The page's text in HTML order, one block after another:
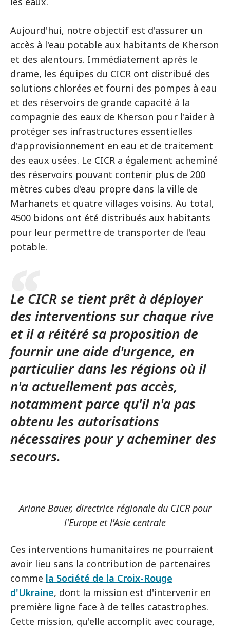
Aujourd'hui, notre objectif est d'assurer un
accès à l'eau potable aux habitants de Kherson
et des alentours. Immédiatement après le
drame, les équipes du CICR ont distribué des
solutions chlorées et fourni des pompes à eau
et des réservoirs de grande capacité à la
compagnie des eaux de Kherson pour l'aider à
protéger ses infrastructures essentielles
d'approvisionnement en eau et de traitement
des eaux usées. Le CICR a également acheminé
des réservoirs pouvant contenir plus de 200
mètres cubes d'eau propre dans la ville de
Marhanets et quatre villages voisins. Au total,
4500 bidons ont été distribués aux habitants
pour leur permettre de transporter de l'eau
potable.
Le CICR se tient prêt à déployer
des interventions sur chaque rive
et il a réitéré sa proposition de
fournir une aide d'urgence, en
particulier dans les régions où il
n'a actuellement pas accès,
notamment parce qu'il n'a pas
obtenu les autorisations
nécessaires pour y acheminer des
secours.
Ariane Bauer, directrice régionale du CICR pour
l'Europe et l'Asie centrale
Ces interventions humanitaires ne pourraient
avoir lieu sans la contribution de partenaires
comme la Société de la Croix-Rouge
d'Ukraine, dont la mission est d'intervenir en
première ligne face à de telles catastrophes.
Cette mission, qu'elle accomplit avec courage,